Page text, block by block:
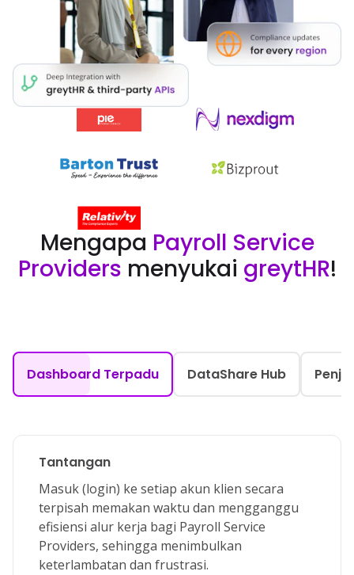
Mengapa Payroll Service
Providers menyukai greytHR!
Dashboard Terpadu DataShare Hub
Tantangan
Masuk (login) ke setiap akun klien secara
terpisah memakan waktu dan mengganggu
efisiensi alur kerja bagi Payroll Service
Providers, sehingga menimbulkan
keterlambatan dan frustrasi.